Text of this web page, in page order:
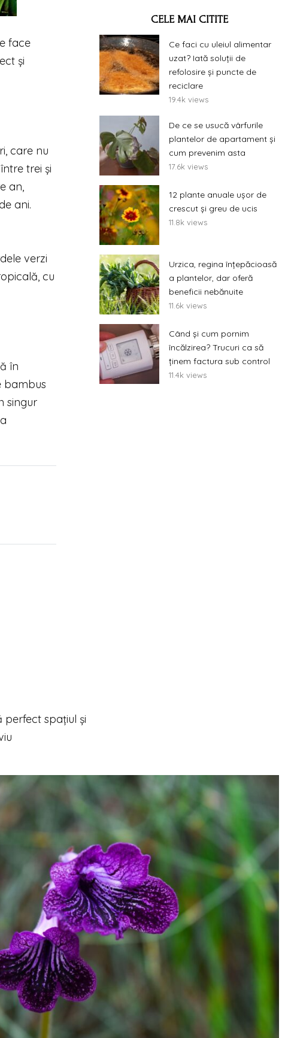
face
și
care nu
trei și
an,
ani.
verzi
cu
în
bambus
singur
CELE MAI CITITE
Ce faci cu uleiul alimentar
uzat? Iată soluții de
refolosire și puncte de
reciclare
19.4k views
De ce se usucă vârfurile
plantelor de apartament și
cum prevenim asta
17.6k views
12 plante anuale ușor de
crescut și greu de ucis
11.8k views
Urzica, regina înțepăcioasă
a plantelor, dar oferă
beneficii nebănuite
11.6k views
Când și cum pornim
încălzirea? Trucuri ca să
ținem factura sub control
11.4k views
spațiul și